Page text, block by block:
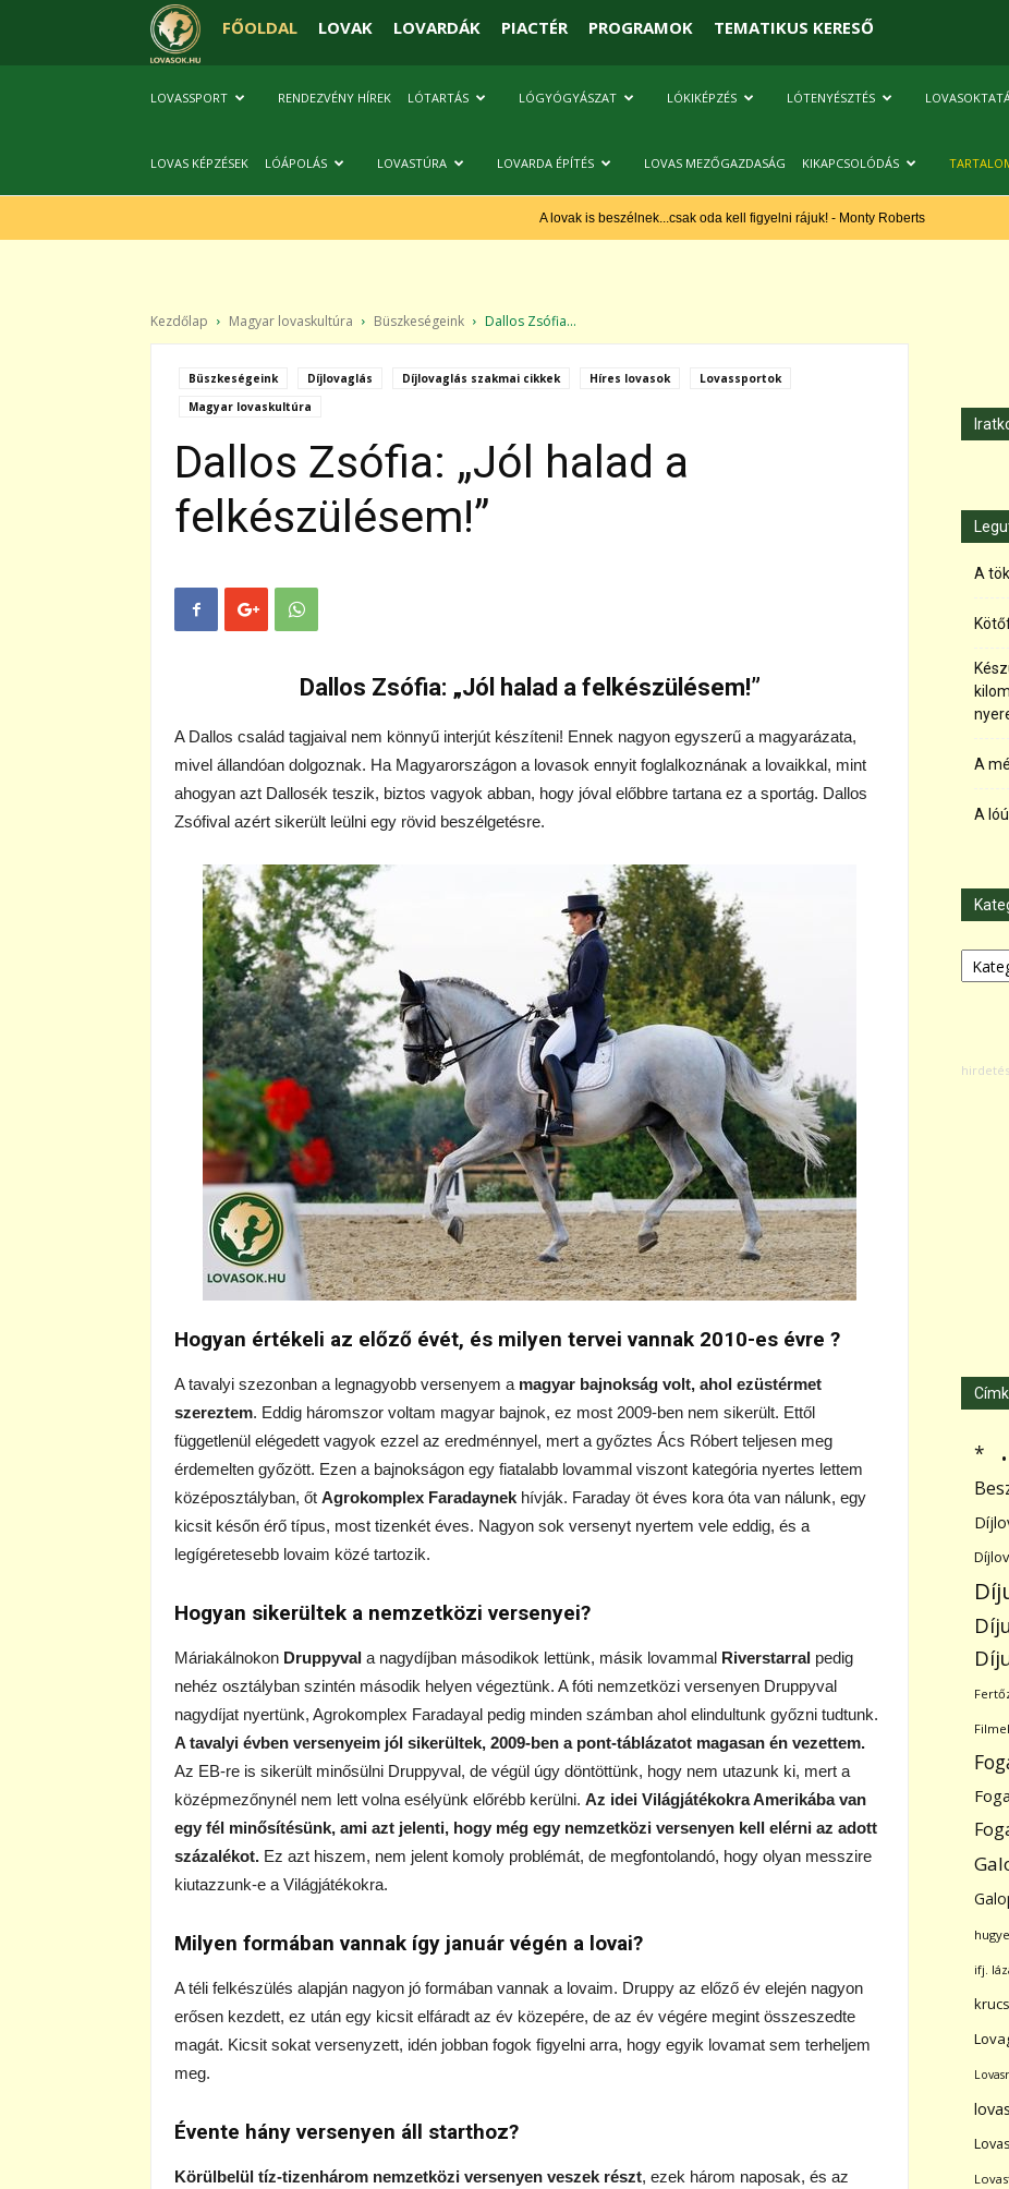
FŐOLDAL LOVAK LOVARDÁK PIACTÉR PROGRAMOK TEMATIKUS KERESŐ
LOVASSPORT RENDEZVÉNY HÍREK LÓTARTÁS LÓGYÓGYÁSZAT LÓKIKÉPZÉS LÓTENYÉSZTÉS
LOVAS KÉPZÉSEK LÓÁPOLÁS LOVASTÚRA LOVARDA ÉPÍTÉS LOVAS MEZŐGAZDASÁG KIKAPCSOLÓDÁS
A lovak is beszélnek...csak oda kell figyelni rájuk! - Monty Roberts
Kezdőlap Magyar lovaskultúra Büszkeségeink Dallos Zsófia...
Büszkeségeink Díjlovaglás Díjlovaglás szakmai cikkek Híres lovasok
Lovassportok
Magyar lovaskultúra
Dallos Zsófia: „Jól halad a
felkészülésem!”
Dallos Zsófia: „Jól halad a felkészülésem!”
A Dallos család tagjaival nem könnyű interjút készíteni! Ennek nagyon egyszerű a magyarázata,
mivel állandóan dolgoznak. Ha Magyarországon a lovasok ennyit foglalkoznának a lovaikkal, mint
ahogyan azt Dallosék teszik, biztos vagyok abban, hogy jóval előbbre tartana ez a sportág. Dallos
Zsófival azért sikerült leülni egy rövid beszélgetésre.
Hogyan értékeli az előző évét, és milyen tervei vannak 2010-es évre ?
A tavalyi szezonban a legnagyobb versenyem a magyar bajnokság volt, ahol ezüstérmet
szereztem. Eddig háromszor voltam magyar bajnok, ez most 2009-ben nem sikerült. Ettől
függetlenül elégedett vagyok ezzel az eredménnyel, mert a győztes Ács Róbert teljesen meg
érdemelten győzött. Ezen a bajnokságon egy fiatalabb lovammal viszont kategória nyertes lettem
középosztályban, őt Agrokomplex Faradaynek hívják. Faraday öt éves kora óta van nálunk, egy
kicsit későn érő típus, most tizenkét éves. Nagyon sok versenyt nyertem vele eddig, és a
legígéretesebb lovaim közé tartozik.
Hogyan sikerültek a nemzetközi versenyei?
Máriakálnokon Druppyval a nagydíjban másodikok lettünk, másik lovammal Riverstarral pedig
nehéz osztályban szintén második helyen végeztünk. A fóti nemzetközi versenyen Druppyval
nagydíjat nyertünk, Agrokomplex Faradayal pedig minden számban ahol elindultunk győzni tudtunk.
A tavalyi évben versenyeim jól sikerültek, 2009-ben a pont-táblázatot magasan én vezettem.
Az EB-re is sikerült minősülni Druppyval, de végül úgy döntöttünk, hogy nem utazunk ki, mert a
középmezőnynél nem lett volna esélyünk előrébb kerülni. Az idei Világjátékokra Amerikába van
egy fél minősítésünk, ami azt jelenti, hogy még egy nemzetközi versenyen kell elérni az adott
százalékot. Ez azt hiszem, nem jelent komoly problémát, de megfontolandó, hogy olyan messzire
kiutazzunk-e a Világjátékokra.
Milyen formában vannak így január végén a lovai?
A téli felkészülés alapján nagyon jó formában vannak a lovaim. Druppy az előző év elején nagyon
erősen kezdett, ez után egy kicsit elfáradt az év közepére, de az év végére megint összeszedte
magát. Kicsit sokat versenyzett, idén jobban fogok figyelni arra, hogy egyik lovamat sem terheljem
meg.
Évente hány versenyen áll starthoz?
Körülbelül tíz-tizenhárom nemzetközi versenyen veszek részt, ezek három naposak, és az
A
A
A
* .
ifj.